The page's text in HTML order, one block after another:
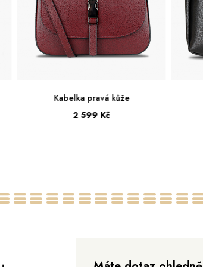
Kabelka pravá kůže
2 599 Kč